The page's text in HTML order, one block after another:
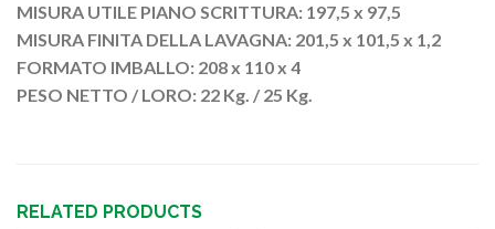
MISURA UTILE PIANO SCRITTURA: 197,5 x 97,5
MISURA FINITA DELLA LAVAGNA: 201,5 x 101,5 x 1,2
FORMATO IMBALLO: 208 x 110 x 4
PESO NETTO / LORO: 22 Kg. / 25 Kg.
RELATED PRODUCTS